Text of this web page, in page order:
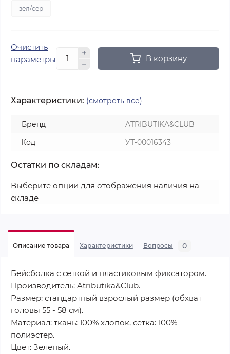
зел/сер
Очистить
параметры
В корзину
Характеристики: (смотреть все)
Бренд
ATRIBUTIKA&CLUB
Код
УТ-00016343
Остатки по складам:
Выберите опции для отображения наличия на
складе
Описание товара Характеристики Вопросы 0
Бейсболка с сеткой и пластиковым фиксатором.
Производитель: Atributika&Club.
Размер: стандартный взрослый размер (обхват
головы 55 - 58 см).
Материал: ткань: 100% хлопок, сетка: 100%
полиэстер.
Цвет: Зеленый.